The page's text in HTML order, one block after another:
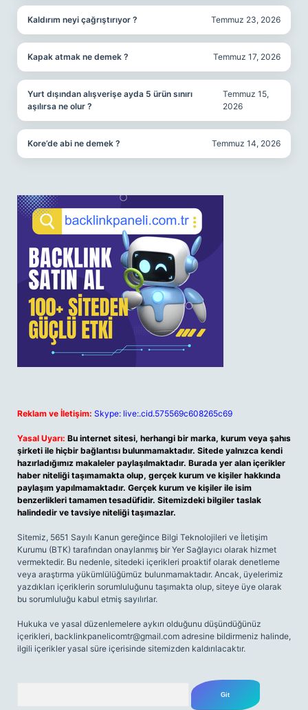
Kaldırım neyi çağrıştırıyor ? Temmuz 23, 2026
Kapak atmak ne demek ? Temmuz 17, 2026
Yurt dışından alışverişe ayda 5 ürün sınırı
aşılırsa ne olur ?
Temmuz 15,
2026
Kore’de abi ne demek ? Temmuz 14, 2026
Reklam ve İletişim: Skype: live:.cid.575569c608265c69
Yasal Uyarı: Bu internet sitesi, herhangi bir marka, kurum veya şahıs
şirketi ile hiçbir bağlantısı bulunmamaktadır. Sitede yalnızca kendi
hazırladığımız makaleler paylaşılmaktadır. Burada yer alan içerikler
haber niteliği taşımamakta olup, gerçek kurum ve kişiler hakkında
paylaşım yapılmamaktadır. Gerçek kurum ve kişiler ile isim
benzerlikleri tamamen tesadüfidir. Sitemizdeki bilgiler taslak
halindedir ve tavsiye niteliği taşımazlar.
Sitemiz, 5651 Sayılı Kanun gereğince Bilgi Teknolojileri ve İletişim
Kurumu (BTK) tarafından onaylanmış bir Yer Sağlayıcı olarak hizmet
vermektedir. Bu nedenle, sitedeki içerikleri proaktif olarak denetleme
veya araştırma yükümlülüğümüz bulunmamaktadır. Ancak, üyelerimiz
yazdıkları içeriklerin sorumluluğunu taşımakta olup, siteye üye olarak
bu sorumluluğu kabul etmiş sayılırlar.
Hukuka ve yasal düzenlemelere aykırı olduğunu düşündüğünüz
içerikleri, backlinkpanelicomtr@gmail.com adresine bildirmeniz halinde,
ilgili içerikler yasal süre içerisinde sitemizden kaldırılacaktır.